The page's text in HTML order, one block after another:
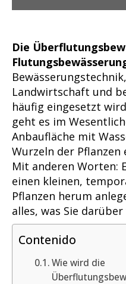
Die
Landwirtschaft und
häufig eingesetzt
geht es im
Anbaufläche mit
Wurzeln der Pflanzen
Mit anderen Worten:
einen kleinen,
Pflanzen herum
alles, was Sie
Contenido
Wie wird die